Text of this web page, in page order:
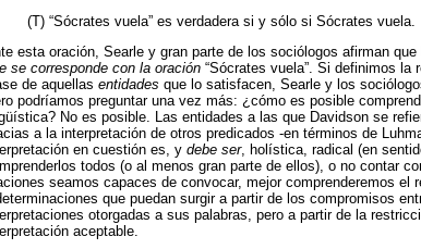
(T) “Sócrates vuela” es verdadera si y sólo si Sócrates vuela.
esta oración, Searle y gran parte de los sociólogos afirman
se corresponde con la oración “Sócrates vuela”. Si definimos
de aquellas entidades que lo satisfacen, Searle y los
podríamos preguntar una vez más: ¿cómo es posible
No es posible. Las entidades a las que Davidson se
a la interpretación de otros predicados -en términos de
en cuestión es, y debe ser, holística, radical (en
todos (o al menos gran parte de ellos), o no contar
seamos capaces de convocar, mejor comprenderemos el
que puedan surgir a partir de los compromisos
otorgadas a sus palabras, pero a partir de la
aceptable.